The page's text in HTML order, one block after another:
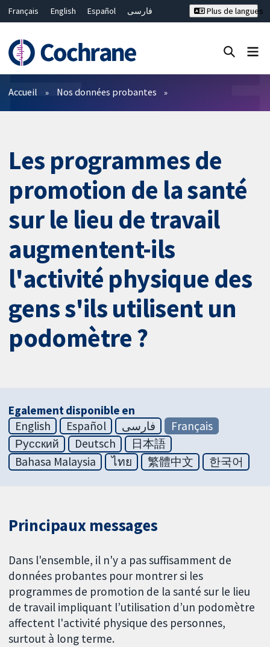
Français English Español
فارسی
Bahasa Malaysia
ไทย
繁體中文
简体中文
Plus de langues
Filtres
Accueil Nos données probantes
Les programmes de
promotion de la santé
sur le lieu de travail
augmentent-ils
l'activité physique des
gens s'ils utilisent un
podomètre ?
Egalement disponible en
English
Español فارسی
Français
Русский
Deutsch
日本語
Bahasa Malaysia
ไทย 繁體中文 한국어
Principaux messages
Dans l'ensemble, il n'y a pas suffisamment de
données probantes pour montrer si les
programmes de promotion de la santé sur le lieu
de travail impliquant l’utilisation d’un podomètre
affectent l'activité physique des personnes,
surtout à long terme.